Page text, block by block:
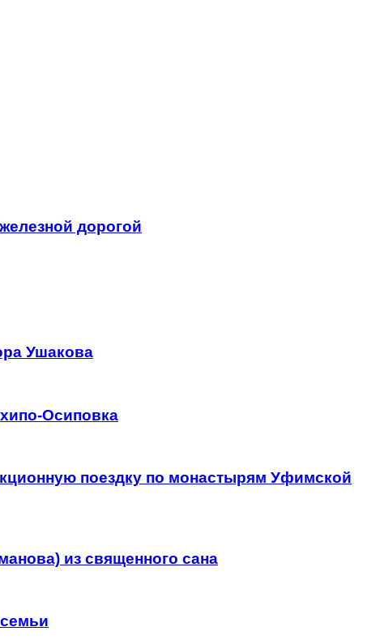
дорогой
Ушакова
Осиповка
поездку по монастырям Уфимской
из священного сана